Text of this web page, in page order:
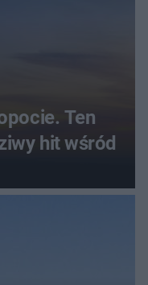
Ten
hit wśród